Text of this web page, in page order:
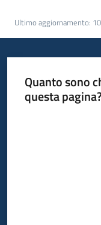
Supporto
Piattaforme
telematiche
Ultimo aggiornamento:
Quanto sono
questa pagina?